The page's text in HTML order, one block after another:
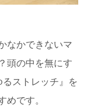
なかできないマ
頭の中を無にす
ストレッチ』を
です。